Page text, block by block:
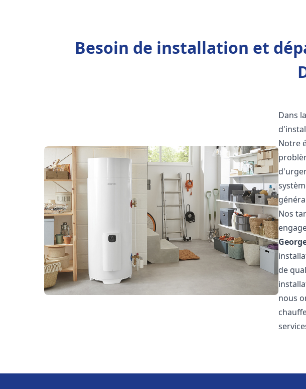
Besoin de installation et
Dans
Notre
Nos
de
nous